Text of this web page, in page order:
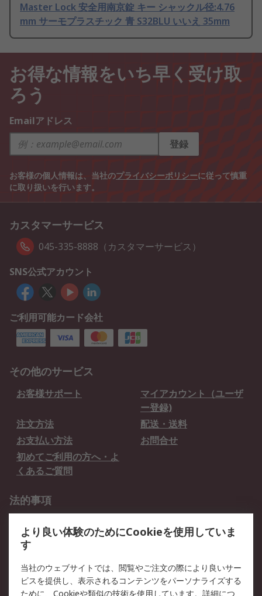
Master Lock 安全用南京錠 キー シャックル径:4.76
mm サーモプラスチック 青 S32BLU いいえ 35mm
お得な情報をいち早く受け取
ろう
Emailアドレス
登録
お客様の個人情報は、当社のプライバシーポリシーに従って慎重
に取り扱いを行います。
カスタマーサービス
045-335-8888（カスタマーサービス）
SNS公式アカウント
ご利用可能カード会社
その他のサービス
お客様サポート
マイアカウント（ユーザ
ー登録)
注文方法
配送・送料
お支払い方法
お問合せ
初めてご利用の方へ・よ
くあるご質問
法的事項
クッキーポリシー
RSについて
会社概要 採用情報
より良い体験のためにCookieを使用していま
す
当社のウェブサイトでは、閲覧やご注文の際により良いサー
ビスを提供し、表示されるコンテンツをパーソナライズする
ために、Cookieや類似の技術を使用しています。詳細につ